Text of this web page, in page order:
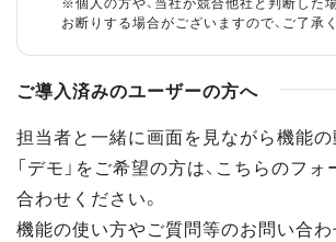
お断りする場合がございますので、ご了承
ご導入済みのユーザーの方へ
担当者と一緒に画面を見ながら機能
「デモ」をご希望の方は、こちらのフ
合わせください。
機能の使い方やご質問等のお問い合わ